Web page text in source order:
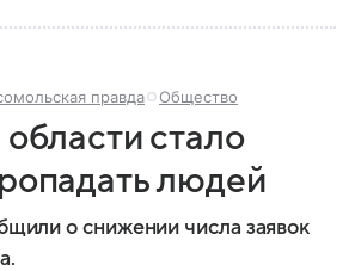
правда Общество
стало
людей
о снижении числа заявок